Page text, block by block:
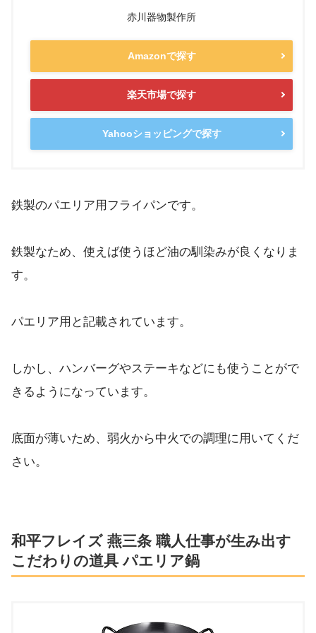
赤川器物製作所
Amazonで探す
楽天市場で探す
Yahooショッピングで探す
鉄製のパエリア用フライパンです。
鉄製なため、使えば使うほど油の馴染みが良くなりま
す。
パエリア用と記載されています。
しかし、ハンバーグやステーキなどにも使うことがで
きるようになっています。
底面が薄いため、弱火から中火での調理に用いてくだ
さい。
和平フレイズ 燕三条 職人仕事が生み出す
こだわりの道具 パエリア鍋